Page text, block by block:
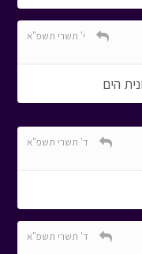
י' תשרי תשפ"א
הים
ד' תשרי תשפ"א
ד' תשרי תשפ"א